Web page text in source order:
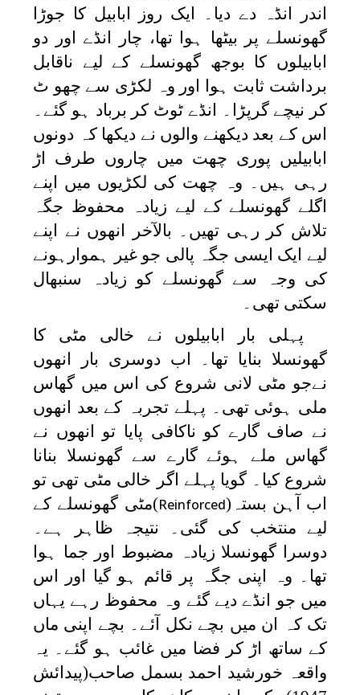
اندر انڈہ دے دیا۔ ایک روز ابابیل کا جوڑا
گھونسلے پر بیٹھا ہوا تھا، چار انڈے اور دو
ابابیلوں کا بوجھ گھونسلے کے لیے ناقابل
برداشت ثابت ہوا اور وہ لکڑی سے چھو ٹ
کر نیچے گرپڑا۔ انڈے ٹوٹ کر برباد ہو گئے۔
اس کے بعد دیکھنے والوں نے دیکھا کہ دونوں
ابابیلیں پوری چھت میں چاروں طرف اڑ
رہی ہیں۔ وہ چھت کی لکڑیوں میں اپنے
اگلے گھونسلے کے لیے زیادہ محفوظ جگہ
تلاش کر رہی تھیں۔ بالآخر انھوں نے اپنے
لیے ایک ایسی جگہ پالی جو غیر ہموارہونے
کی وجہ سے گھونسلے کو زیادہ سنبھال
سکتی تھی۔
پہلی بار ابابیلوں نے خالی مٹی کا
گھونسلا بنایا تھا۔ اب دوسری بار انھوں
نےجو مٹی لانی شروع کی اس میں گھاس
ملی ہوئی تھی۔ پہلے تجربہ کے بعد انھوں
نے صاف گارے کو ناکافی پایا تو انھوں نے
گھاس ملے ہوئے گارے سے گھونسلا بنانا
شروع کیا۔ گویا پہلے اگر خالی مٹی تھی تو
اب آہن بستہ(Reinforced)مٹی گھونسلے کے
لیے منتخب کی گئی۔ نتیجہ ظاہر ہے۔
دوسرا گھونسلا زیادہ مضبوط اور جما ہوا
تھا۔ وہ اپنی جگہ پر قائم ہو گیا اور اس
میں جو انڈے دیے گئے وہ محفوظ رہے یہاں
تک کہ ان میں بچے نکل آئے۔ بچے اپنی ماں
کے ساتھ اڑ کر فضا میں غائب ہو گئے۔ یہ
واقعہ خورشید احمد بسمل صاحب(پیدائش